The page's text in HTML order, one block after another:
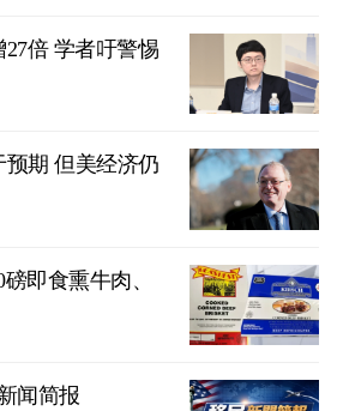
倍 学者吁警惕
期 但美经济仍
即食熏牛肉、
闻简报